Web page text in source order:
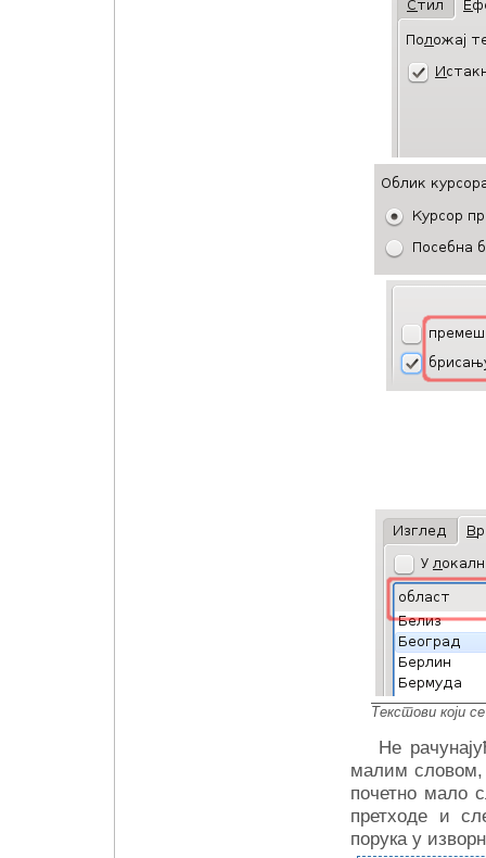
Текстови који
Не
малим словом,
почетно мало
претходе и
порука у